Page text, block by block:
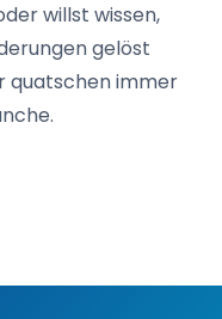
willst wissen,
gelöst
quatschen immer